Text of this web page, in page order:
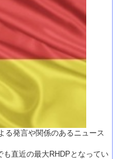
発言や関係のあるニュース
直近の最大RHDPとなってい